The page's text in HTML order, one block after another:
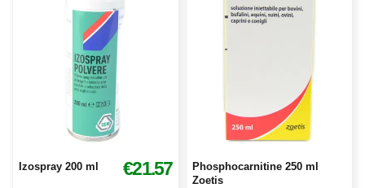
Izospray 200 ml €21.57
Phosphocarnitine 250 ml
Zoetis